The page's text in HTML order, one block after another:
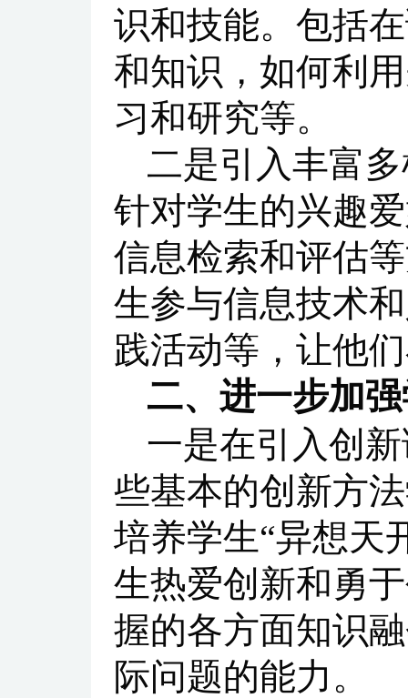
识和技能。包括
和知识，如何利
习和研究等。
二是引入丰富
针对学生的兴趣
信息检索和评估
生参与信息技术
践活动等，让他
二、进一步加
一是在引入创
些基本的创新方
培养学生“异想天
生热爱创新和勇
握的各方面知识
际问题的能力。